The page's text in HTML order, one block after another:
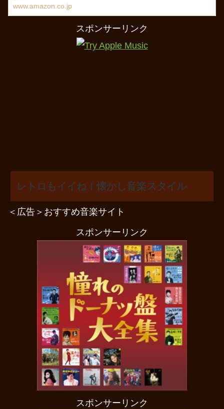
www.amazon.co.jp
スポンサーリンク
レトロもイイね！懐かし音楽スタイル
＜広告＞おすすめ音楽サイト
スポンサーリンク
スポンサーリンク